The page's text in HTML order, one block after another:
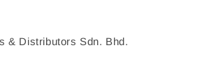
& Distributors Sdn. Bhd.